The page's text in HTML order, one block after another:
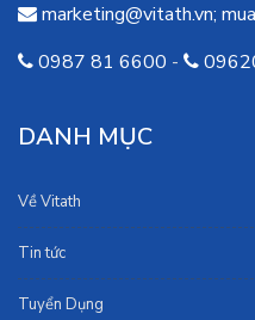
marketing@vitath.vn;
0987 81 6600 -
DANH MỤC
Về Vitath
Tin tức
Tuyển Dụng